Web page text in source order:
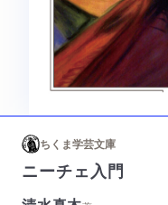
ちくま学芸文庫
ニーチェ入門